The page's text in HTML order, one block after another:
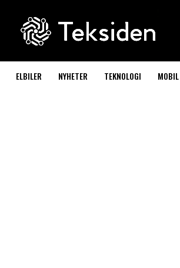
ELBILER NYHETER TEKNOLOGI MOBIL